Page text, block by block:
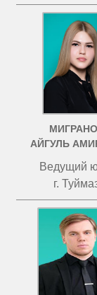
АЙГУЛЬ
Ведущий
г.